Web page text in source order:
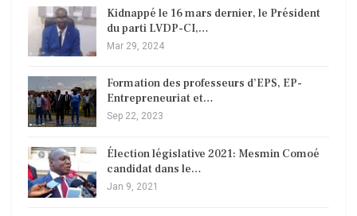
Kidnappé le 16 mars dernier, le Président
du parti LVDP-CI,…
Mar 29, 2024
Formation des professeurs d’EPS, EP-
Entrepreneuriat et…
Sep 22, 2023
Élection législative 2021: Mesmin Comoé
candidat dans le…
Jan 9, 2021